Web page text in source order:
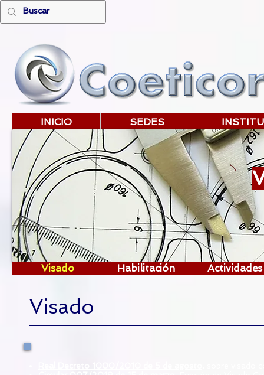
INICIO SEDES
Visado Habilitación Actividades
Visado